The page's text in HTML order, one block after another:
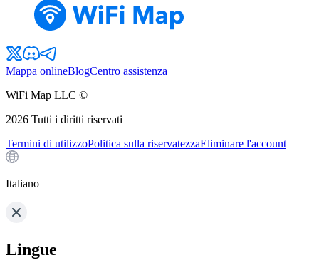
Mappa onlineBlogCentro assistenza
WiFi Map LLC ©
2026 Tutti i diritti riservati
Termini di utilizzoPolitica sulla riservatezzaEliminare l'account
Italiano
Lingue